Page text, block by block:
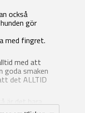
också
gör
med fingret.
med att
goda smaken
det ALLTID
är det bara